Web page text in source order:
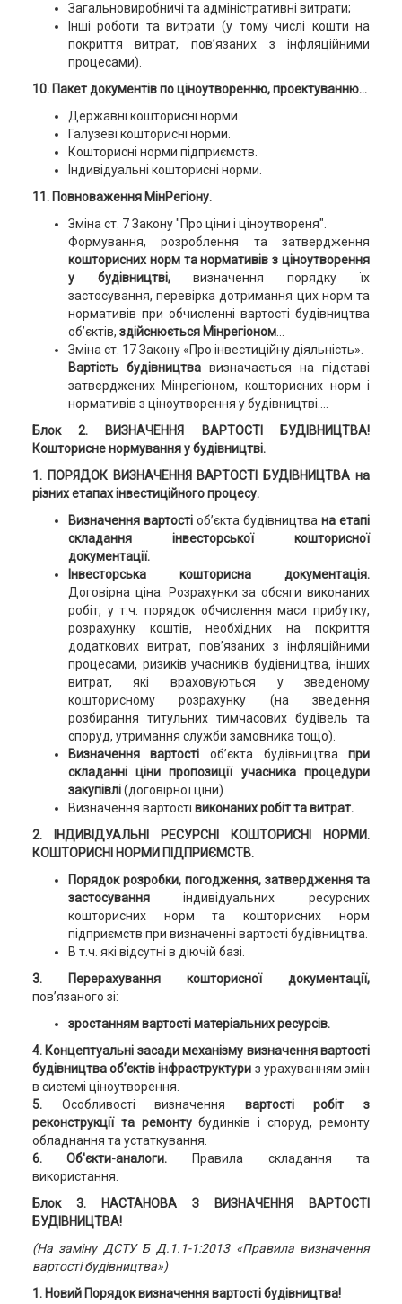
Загальновиробничі та адміністративні витрати;
Інші роботи та витрати (у тому числі кошти на
покриття витрат, пов’язаних з інфляційними
процесами).
10. Пакет документів по ціноутворенню, проектуванню…
Державні кошторисні норми.
Галузеві кошторисні норми.
Кошторисні норми підприємств.
Індивідуальні кошторисні норми.
11. Повноваження МінРегіону.
Зміна ст. 7 Закону "Про ціни і ціноутвореня".
Формування, розроблення та затвердження
кошторисних норм та нормативів з ціноутворення
у будівництві,визначення порядку їх
застосування, перевірка дотримання цих норм та
нормативів при обчисленні вартості будівництва
об’єктів, здійснюється Мінрегіоном…
Зміна ст. 17 Закону «Про інвестиційну діяльність».
Вартість будівництвавизначається на підставі
затверджених Мінрегіоном, кошторисних норм і
нормативів з ціноутворення у будівництві….
Блок 2. ВИЗНАЧЕННЯ ВАРТОСТІ БУДІВНИЦТВА!
Кошторисне нормування у будівництві.
1. ПОРЯДОК ВИЗНАЧЕННЯ ВАРТОСТІ БУДІВНИЦТВА на
різних етапах інвестиційного процесу.
Визначення вартостіоб’єкта будівництвана етапі
складання інвесторської кошторисної
документації.
Інвесторська кошторисна документація.
Договірна ціна. Розрахунки за обсяги виконаних
робіт, у т.ч. порядок обчислення маси прибутку,
розрахунку коштів, необхідних на покриття
додаткових витрат, пов’язаних з інфляційними
процесами, ризиків учасників будівництва, інших
витрат, які враховуються у зведеному
кошторисному розрахунку (на зведення
розбирання титульних тимчасових будівель та
споруд, утримання служби замовника тощо).
Визначення вартості об’єкта будівництвапри
складанні ціни пропозиції учасника процедури
закупівлі(договірної ціни).
Визначення вартості виконаних робіт та витрат.
2. ІНДИВІДУАЛЬНІ РЕСУРСНІ КОШТОРИСНІ НОРМИ.
КОШТОРИСНІ НОРМИ ПІДПРИЄМСТВ.
Порядок розробки, погодження, затвердження та
застосуванняіндивідуальних ресурсних
кошторисних норм та кошторисних норм
підприємств при визначенні вартості будівництва.
В т.ч. які відсутні в діючій базі.
3. Перерахування кошторисної документації,
пов’язаного зі:
зростанням вартості матеріальних ресурсів.
4. Концептуальні засади механізму визначення вартості
будівництва об’єктів інфраструктури з урахуванням змін
в системі ціноутворення.
5. Особливості визначення вартості робіт з
реконструкції та ремонтубудинків і споруд, ремонту
обладнання та устаткування.
6. Об'єкти-аналоги.
Правила складання та
використання.
Блок 3.
НАСТАНОВА З ВИЗНАЧЕННЯ ВАРТОСТІ
БУДІВНИЦТВА!
(На заміну ДСТУ Б Д.1.1-1:2013 «Правила визначення
вартості будівництва»)
1. Новий Порядок визначення вартості будівництва!